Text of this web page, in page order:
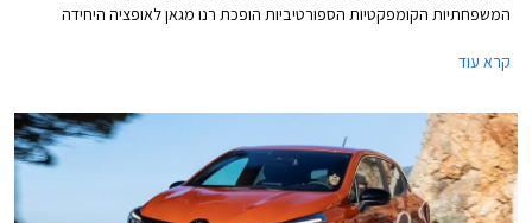
המשפחתיות הקומפקטיות הספורטיביות הופכת רנו מגאן לאופציה היחידה
בעיקר בפנסים ובפגושים, וכן לחישוקים בעיצוב חדש.
קרא עוד